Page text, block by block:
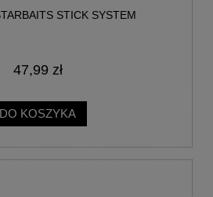
STICK SYSTEM
47,99 zł
DO KOSZYKA